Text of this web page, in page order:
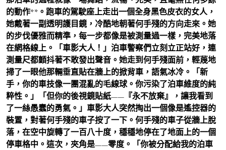
的動作**。跑車的駕駛座上走出一個全身黑色皮衣的女人，
她戴著一副透明護目鏡，冷酷地朝著何手殘的方向走來。她
的步伐優雅而精準，每一步都像是被測量過一樣，完美地落
在網格線上。「車影大人！」泊車警察們立刻立正站好，連
測量尺都顫抖著不敢發出聲音。她走到何手殘面前，輕蔑地
掃了一眼他那輛垂直貼在牆上的掀背車，語氣冰冷。「新
手，你的車技像一團混亂的毛線球。你污染了泊車維度的純
粹性。」「但你的後視鏡貼紙——『永不放棄』，讓我看到
了一絲愚蠢的勇氣。」車影大人突然掏出一個像是遙控器的
裝置，對著何手殘的車子按了一下。何手殘的車子從牆上脫
落，在空中旋轉了一百八十度，穩穩地停在了地面上的一個
停車格中。這次，夾角是——零度。「你被分配給我的泊車